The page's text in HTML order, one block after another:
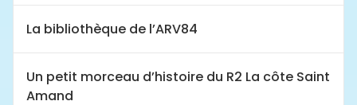
La bibliothèque de l’ARV84
Un petit morceau d’histoire du R2 La côte Saint
Amand